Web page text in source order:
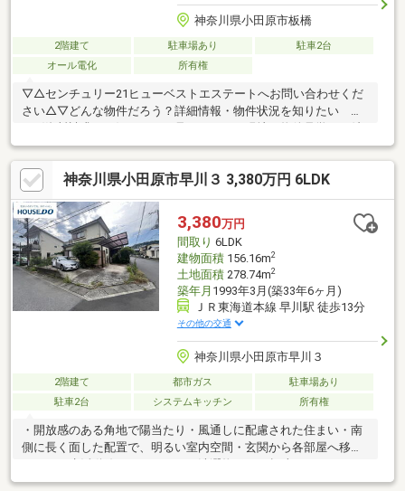
神奈川県小田原市板橋
2階建て 駐車場あり
駐車2台
オール電化
所有権
▽△センチュリー21ヒューベストエステートへお問い合わせくだ
さい△▽どんな物件だろう？詳細情報・物件状況を知りたい
望 →〈見学予約する〉お電話でのお問い合わせも大歓迎です！
◆物件探し・住宅ローンのお悩みはありませんか？「どうやって
物件を探したらいいのか分からない…」「住宅ローンが不安…」お
客様の理想の住まいを“一緒に”お探しします！住まい探しのご不
安なことは、ぜひ当社までご相談ください！◆小田原店：小田原
市成田170-1、平塚店：平塚市四之宮2-9-25
神奈川県小田原市早川３ 3,380万円 6LDK
3,380万円
間取り 6LDK
建物面積156.16m2
土地面積278.74m2
築年月 1993年3月(築33年6ヶ月)
ＪＲ東海道本線 早川駅 徒歩13分
その他の交通
神奈川県小田原市早川３
2階建て 都市ガス
駐車場あり
駐車2台
システムキッチン 所有権
・開放感のある角地で陽当たり・風通しに配慮された住まい・南
側に長く面した配置で、明るい室内空間・玄関から各部屋へ移動
しやすい生活動線・サンルームは洗濯物干しや趣味のスペースな
ど多目的に活用できます・広々としたお庭ではガーデニングや家